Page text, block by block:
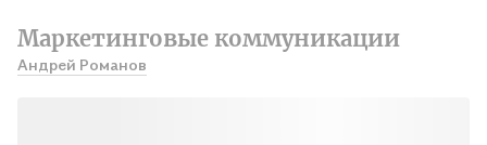
Маркетинговые коммуникации
Андрей Романов